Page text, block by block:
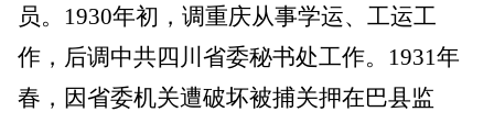
员。1930年初，调重庆从事学运、工运工
作，后调中共四川省委秘书处工作。1931年
春，因省委机关遭破坏被捕关押在巴县监